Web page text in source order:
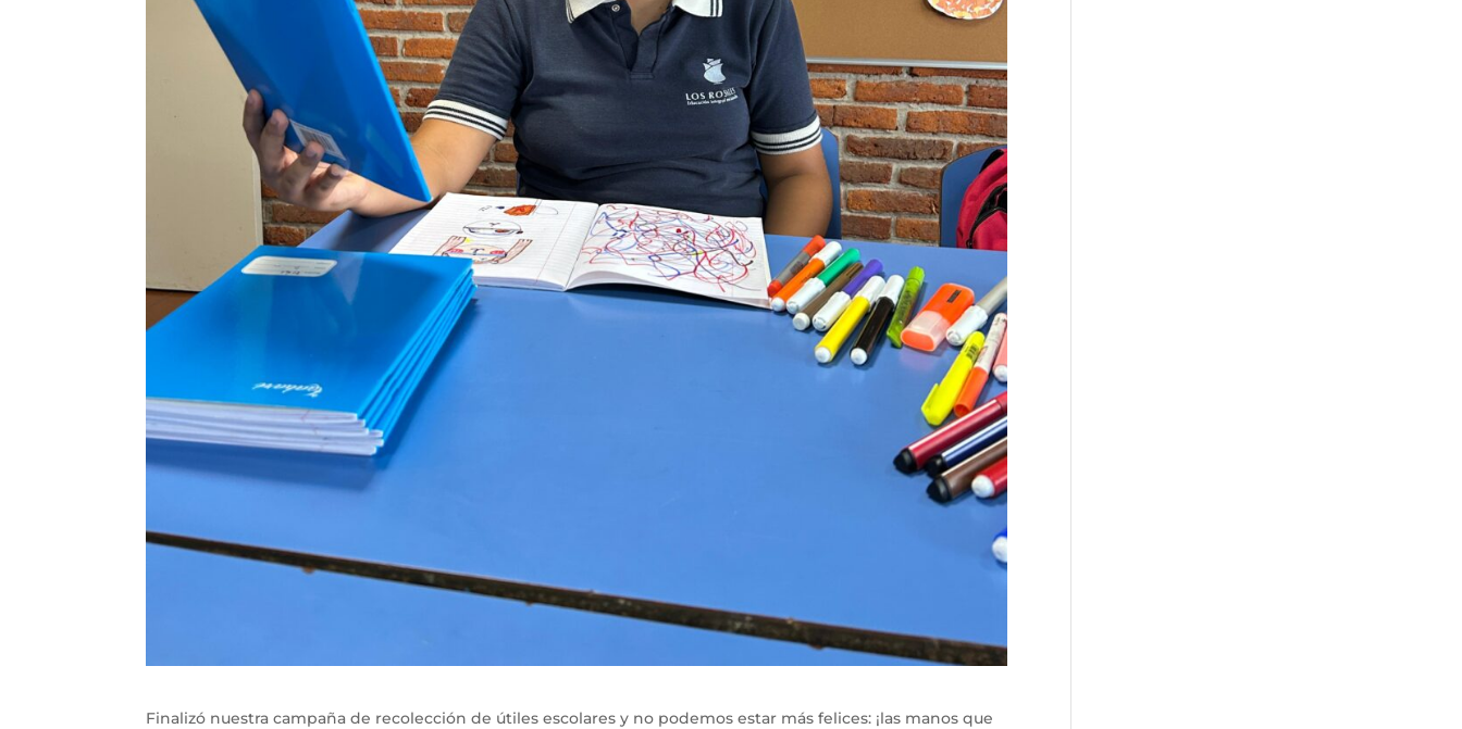
Finalizó nuestra campaña de recolección de útiles escolares y no podemos estar más felices: ¡las manos que